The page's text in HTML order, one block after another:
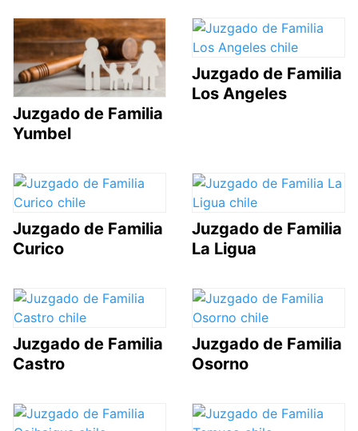
Juzgado de Familia
Yumbel
Juzgado de Familia
Los Angeles
Juzgado de Familia
Curico
Juzgado de Familia
La Ligua
Juzgado de Familia
Castro
Juzgado de Familia
Osorno